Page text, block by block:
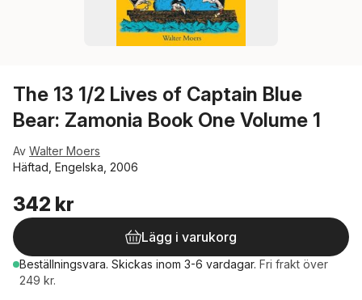
The 13 1/2 Lives of Captain Blue
Bear: Zamonia Book One Volume 1
Av Walter Moers
Häftad, Engelska, 2006
342 kr
Lägg i varukorg
Beställningsvara. Skickas inom 3-6 vardagar. Fri frakt över
249 kr.